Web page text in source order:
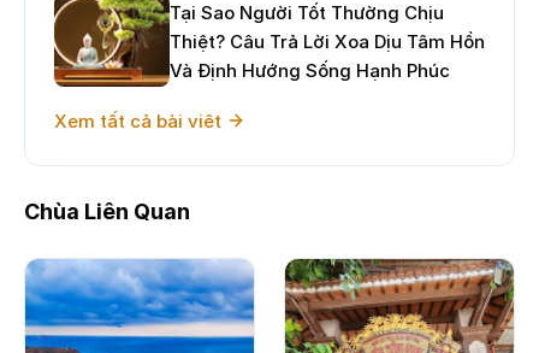
Tại Sao Người Tốt Thường Chịu
Thiệt? Câu Trả Lời Xoa Dịu Tâm Hồn
Và Định Hướng Sống Hạnh Phúc
Xem tất cả bài viêt
Chùa Liên Quan